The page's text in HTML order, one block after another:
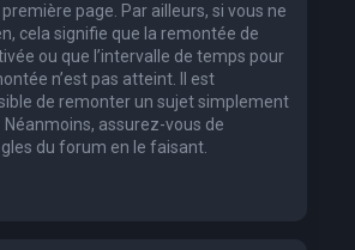
page. Par ailleurs, si vous ne
cela signifie que la remontée de
ou que l’intervalle de temps pour
n’est pas atteint. Il est
de remonter un sujet simplement
Néanmoins, assurez-vous de
du forum en le faisant.